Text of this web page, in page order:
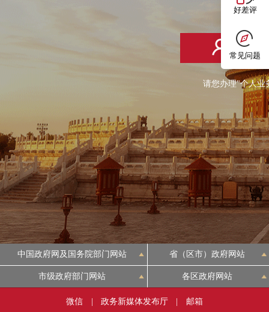
好差评
常见问题
个人登
请您办理"个人业
中国政府网及国务院部门网站 省（区市）政府网站
市级政府部门网站 各区政府网站
微信 政务新媒体发布厅 邮箱